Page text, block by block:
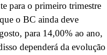
para o primeiro trimestre
o BC ainda deve
para 14,00% ao ano,
dependerá da evolução